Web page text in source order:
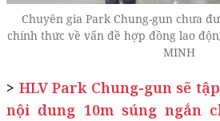
Chuyên gia Park Chung-gun chưa
chính thức về vấn đề hợp đồng lao
MINH
> HLV Park Chung-gun sẽ
nội dung 10m súng ngắn